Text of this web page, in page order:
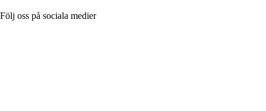
Följ oss på sociala medier